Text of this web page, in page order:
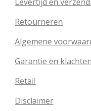
Levertijd en
Retourneren
Algemene
Garantie en klachten
Retail
Disclaimer